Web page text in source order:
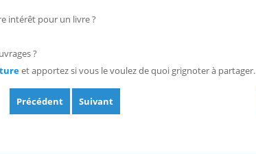
intérêt pour un livre ?
?
et apportez si vous le voulez de quoi grignoter à partager.
Précédent Suivant